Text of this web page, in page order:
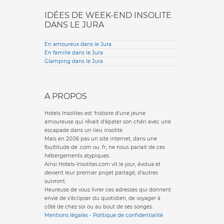
IDÉES DE WEEK-END INSOLITE
DANS LE JURA
En amoureux dans le Jura
En famille dans le Jura
Glamping dans le Jura
A PROPOS
Hotels Insolites est 'histoire d'une jeune
amoureuse qui rêvait d'épater son chéri avec une
escapade dans un lieu insolite.
Mais en 2006 pas un site internet, dans une
foultitude de .com ou .fr, ne nous parlait de ces
hébergements atypiques.
Ainsi Hotels-Insolites.com vit le jour, évolua et
devient leur premier projet partagé, d'autres
suivront.
Heureuse de vous livrer ces adresses qui donnent
envie de s'éclipser du quotidien, de voyager à
côté de chez soi ou au bout de ses songes.
Mentions légales - Politique de confidentialité